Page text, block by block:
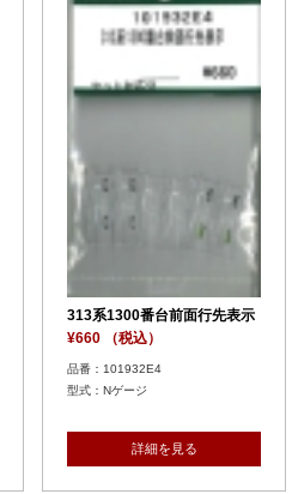
313系1300番台前面行先表示
¥660 （税込）
品番：101932E4
型式：Nゲージ
詳細を見る